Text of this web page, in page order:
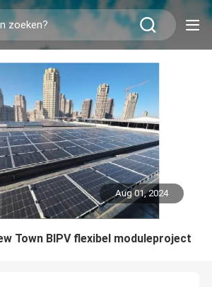
Aug 01, 2024
Town BIPV flexibel moduleproject